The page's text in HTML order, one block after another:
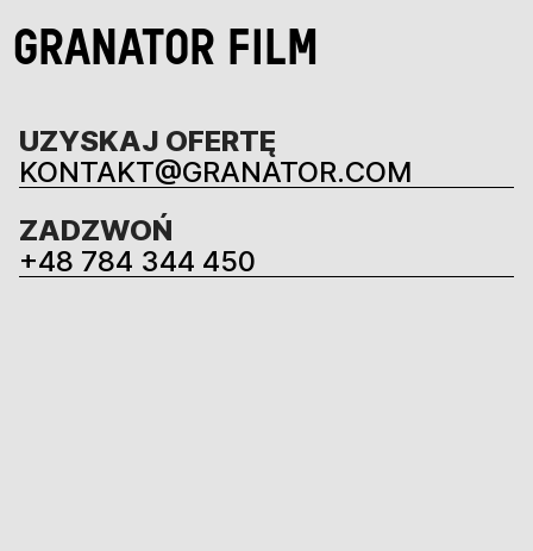
GRANATOR FILM
UZYSKAJ OFERTĘ
KONTAKT@GRANATOR.COM
ZADZWOŃ
+48 784 344 450